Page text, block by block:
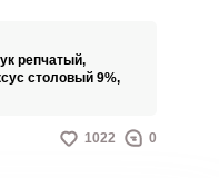
репчатый,
столовый 9%,
1022 0